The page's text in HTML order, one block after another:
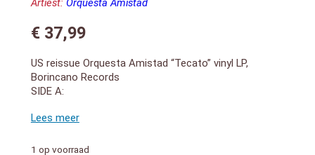
Artiest: Orquesta Amistad
€37,99
US reissue Orquesta Amistad “Tecato” vinyl LP,
Borincano Records
SIDE A:
2. La Jibara Mal Criada
4. La Paz Nunca Sera
1 op voorraad